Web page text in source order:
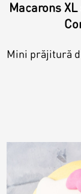
Macarons
Mini prăjitură